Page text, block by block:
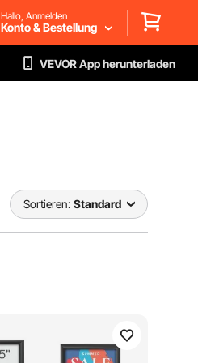
Hallo, Anmelden
Konto & Bestellung
VEVOR App herunterladen
Sortieren: Standard